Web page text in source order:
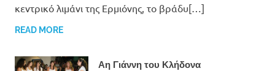
κεντρικό λιμάνι της Ερμιόνης, το βράδυ[…]
READ MORE
Αη Γιάννη του Κλήδονα